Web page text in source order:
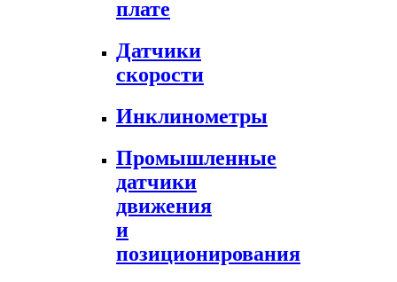
плате
Датчики
скорости
Инклинометры
Промышленные
датчики
движения
и
позиционирования